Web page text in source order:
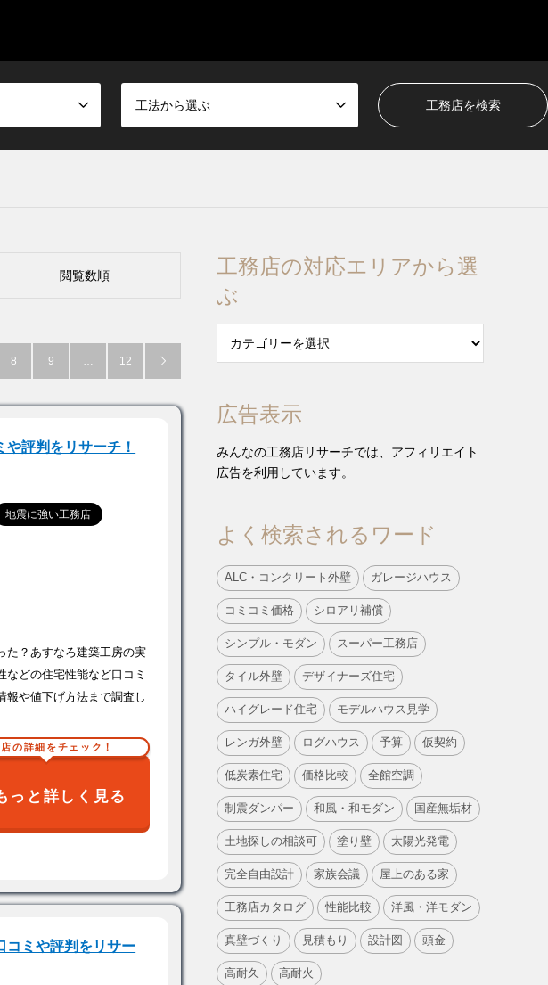
工法から選ぶ
閲覧数順
8 9 … 12 
評判をリサーチ！
地震に強い工務店
た？あすなろ建築工房の実
どの住宅性能など口コミ
報や値下げ方法まで調査し
の詳細をチェック！
っと詳しく見る
コミや評判をリサー
工務店の対応エリアから選
ぶ
広告表示
みんなの工務店リサーチでは、アフィリエイト
広告を利用しています。
よく検索されるワード
ALC・コンクリート外壁 ガレージハウス
コミコミ価格 シロアリ補償
シンプル・モダン スーパー工務店
タイル外壁 デザイナーズ住宅
ハイグレード住宅 モデルハウス見学
レンガ外壁 ログハウス 予算 仮契約
低炭素住宅 価格比較 全館空調
制震ダンパー 和風・和モダン 国産無垢材
土地探しの相談可 塗り壁 太陽光発電
完全自由設計 家族会議 屋上のある家
工務店カタログ 性能比較 洋風・洋モダン
真壁づくり 見積もり 設計図 頭金
高耐久 高耐火